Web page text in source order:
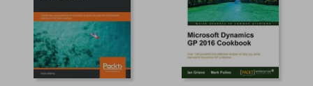
45%
dcto. $ 87.69
45%
dcto.